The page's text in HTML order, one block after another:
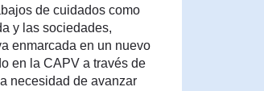
de cuidados como
y las sociedades,
enmarcada en un nuevo
en la CAPV a través de
necesidad de avanzar